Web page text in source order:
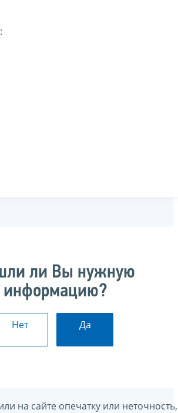
ли Вы нужную
информацию?
Нет Да
на сайте опечатку или неточность,